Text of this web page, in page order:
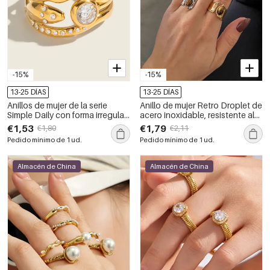
-15%
13-25 DÍAS
Anillos de mujer de la serie
Simple Daily con forma irregular,
resistentes al agua, de acero
inoxidable y color dorado con
circonitas.
€1,53 €1,80
Pedido mínimo de 1 ud.
-15%
13-25 DÍAS
Anillo de mujer Retro Droplet de
acero inoxidable, resistente al
agua, color dorado, con
piedras preciosas naturales.
€1,79 €2,11
Pedido mínimo de 1 ud.
Almacén de China Almacén de China